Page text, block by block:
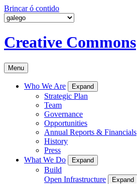
Brincar ó contido
Creative Commons
Menu
Who We Are Expand
Strategic Plan
Team
Governance
Opportunities
Annual Reports & Financials
History
Press
What We Do
Expand
Build
Open Infrastructure
Expand